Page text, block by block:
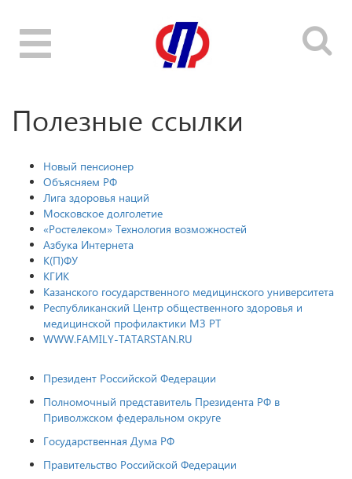
Toggle
navigation
Полезные ссылки
Новый пенсионер
Объясняем РФ
Лига здоровья наций
Московское долголетие
«Ростелеком» Технология возможностей
Азбука Интернета
К(П)ФУ
КГИК
Казанского государственного медицинского университета
Республиканский Центр общественного здоровья и
медицинской профилактики МЗ РТ
WWW.FAMILY-TATARSTAN.RU
Президент Российской Федерации
Полномочный представитель Президента РФ в
Приволжском федеральном округе
Государственная Дума РФ
Правительство Российской Федерации